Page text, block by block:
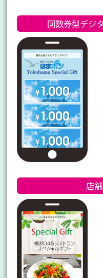
回数券型デジ
店